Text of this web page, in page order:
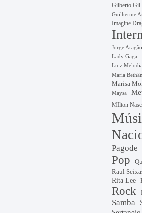
Gilberto Gil
Guilherme
Imagine
Jorge Aragão
Lady Gaga
Luiz Melodia
Maria
Marisa
Maysa
MIlton
Pagode
Pop
Raul
Rita Lee
Rock
Samba